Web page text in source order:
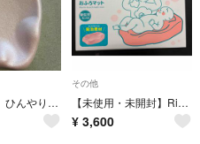
リッチェル ひんやりしないおふろマット
その他
【未使用・未開封】Richell ひんやりしないおふろマット
¥ 3,600